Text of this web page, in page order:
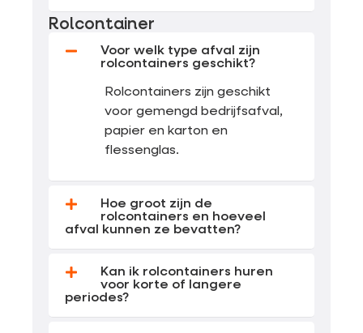
Rolcontainer
Voor welk type afval zijn
rolcontainers geschikt?
Rolcontainers zijn geschikt
voor gemengd bedrijfsafval,
papier en karton en
flessenglas.
Hoe groot zijn de
rolcontainers en hoeveel
afval kunnen ze bevatten?
Kan ik rolcontainers huren
voor korte of langere
periodes?